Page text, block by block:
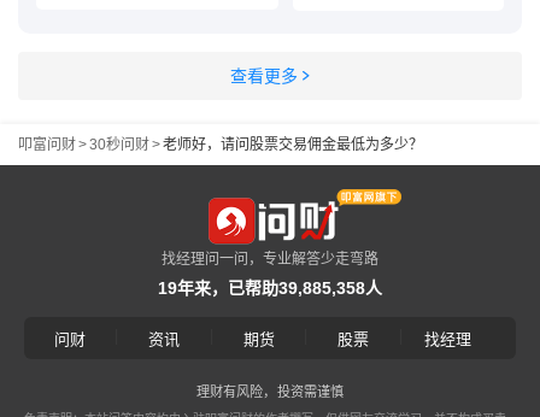
查看更多
叩富问财>30秒问财>老师好，请问股票交易佣金最低为多少？
找经理问一问，专业解答少走弯路
19年来，已帮助39,885,358人
问财 资讯 期货 股票 找经理
理财有风险，投资需谨慎